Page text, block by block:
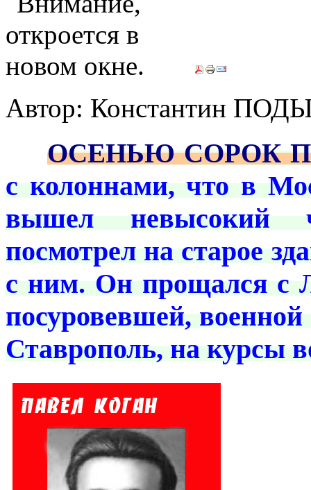
Автор: Константин
ОСЕНЬЮ СОРОК
с колоннами, что в
вышел невысокий
посмотрел на старое
с ним. Он прощался с
посуровевшей,
Ставрополь, на курсы